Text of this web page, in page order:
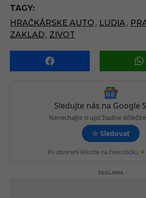
P
a
g
i
n
a
TAGY:
HRAČKÁRSKE AUTO , LUDIA,
ZAKLAD, ZIVOT
Sledujte nás na Google
Nenechajte si ujsť žiadne
☆ Sledovať
Po otvorení kliknite na hviezdičku ★
REKLAMA